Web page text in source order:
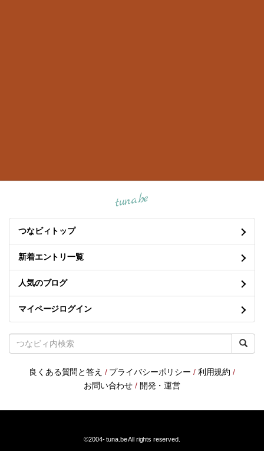
tuna.be
つなビィトップ
新着エントリ一覧
人気のブログ
マイページログイン
良くある質問と答え / プライバシーポリシー / 利用規約 /
お問い合わせ / 開発・運営
©2004-tuna.beAll rights reserved.